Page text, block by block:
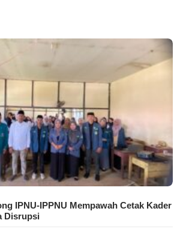
IPNU-IPPNU Mempawah Cetak Kader
Disrupsi